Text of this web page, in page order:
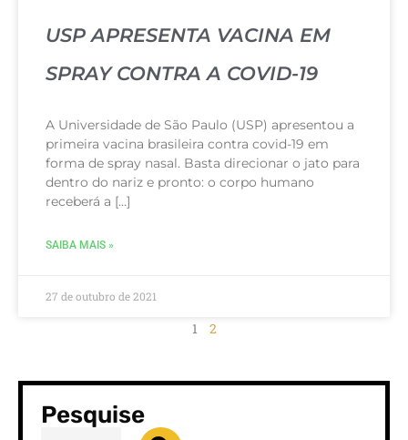
USP APRESENTA VACINA EM
SPRAY CONTRA A COVID-19
A Universidade de São Paulo (USP) apresentou a
primeira vacina brasileira contra covid-19 em
forma de spray nasal. Basta direcionar o jato para
dentro do nariz e pronto: o corpo humano
receberá a […]
SAIBA MAIS »
27 de outubro de 2021
1 2
Pesquise